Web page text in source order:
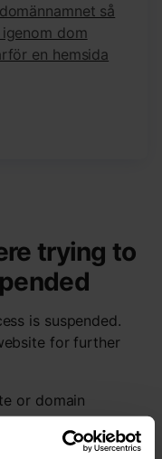
så
dom
en hemsida
trying to
is suspended.
for further
or domain
the most
suspended.